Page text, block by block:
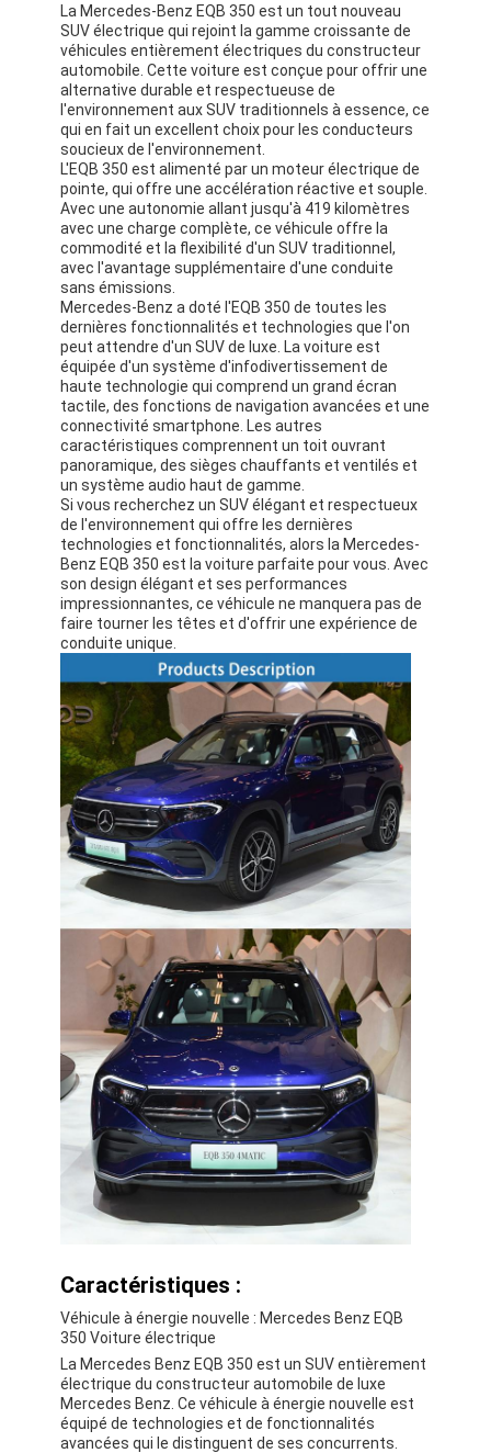
À la maison
Produits
Vidéos
À propos de nous
Visite de l'usine
Nous contacter
Pour les véhicules électriques
Mercedes Benz, voiture de sport
Voiture électrique Mercedes Benz
La Mercedes-Benz EQB 350 est un tout nouveau
SUV électrique qui rejoint la gamme croissante de
véhicules entièrement électriques du constructeur
automobile. Cette voiture est conçue pour offrir une
alternative durable et respectueuse de
l'environnement aux SUV traditionnels à essence, ce
qui en fait un excellent choix pour les conducteurs
soucieux de l'environnement.
L'EQB 350 est alimenté par un moteur électrique de
pointe, qui offre une accélération réactive et souple.
Avec une autonomie allant jusqu'à 419 kilomètres
avec une charge complète, ce véhicule offre la
commodité et la flexibilité d'un SUV traditionnel,
avec l'avantage supplémentaire d'une conduite
sans émissions.
Mercedes-Benz a doté l'EQB 350 de toutes les
dernières fonctionnalités et technologies que l'on
peut attendre d'un SUV de luxe. La voiture est
équipée d'un système d'infodivertissement de
haute technologie qui comprend un grand écran
tactile, des fonctions de navigation avancées et une
connectivité smartphone. Les autres
caractéristiques comprennent un toit ouvrant
panoramique, des sièges chauffants et ventilés et
un système audio haut de gamme.
Si vous recherchez un SUV élégant et respectueux
de l'environnement qui offre les dernières
technologies et fonctionnalités, alors la Mercedes-
Benz EQB 350 est la voiture parfaite pour vous. Avec
son design élégant et ses performances
impressionnantes, ce véhicule ne manquera pas de
faire tourner les têtes et d'offrir une expérience de
conduite unique.
Caractéristiques :
Véhicule à énergie nouvelle : Mercedes Benz EQB
350 Voiture électrique
La Mercedes Benz EQB 350 est un SUV entièrement
électrique du constructeur automobile de luxe
Mercedes Benz. Ce véhicule à énergie nouvelle est
équipé de technologies et de fonctionnalités
avancées qui le distinguent de ses concurrents.